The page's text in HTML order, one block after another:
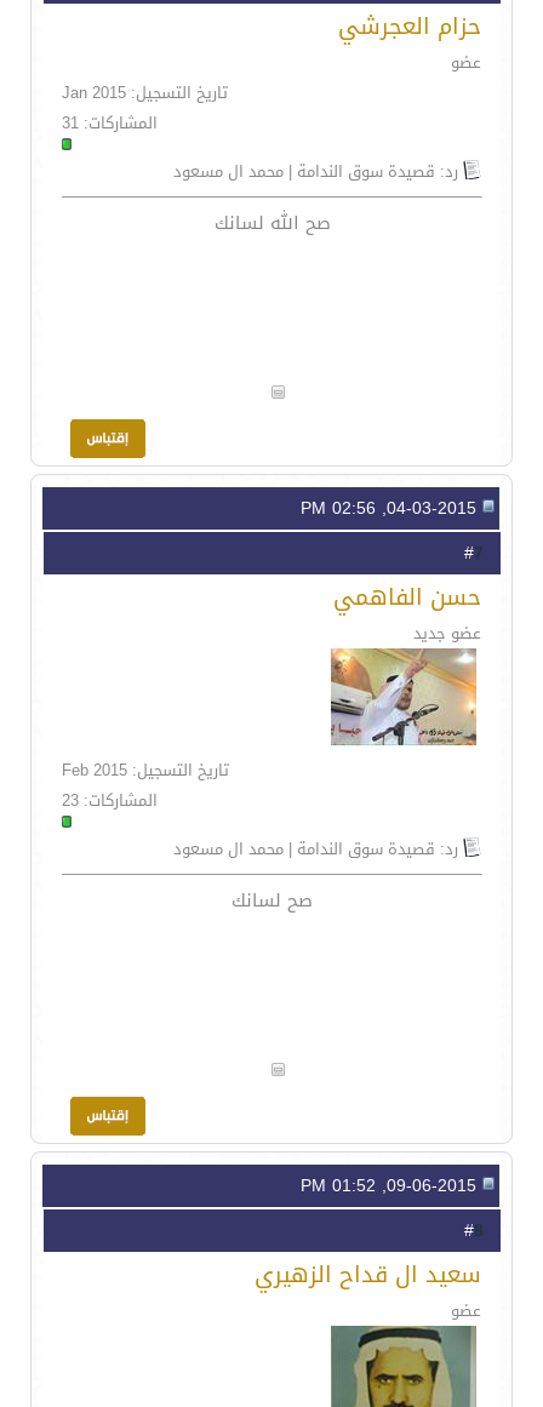
حزام العجرشي
عضو
تاريخ التسجيل: Jan 2015
المشاركات: 31
رد: قصيدة سوق الندامة | محمد ال مسعود
صح الله لسانك
7
حسن الفاهمي
عضو جديد
تاريخ التسجيل: Feb 2015
المشاركات: 23
رد: قصيدة سوق الندامة | محمد ال مسعود
صح لسانك
8
سعيد ال قداح الزهيري
عضو